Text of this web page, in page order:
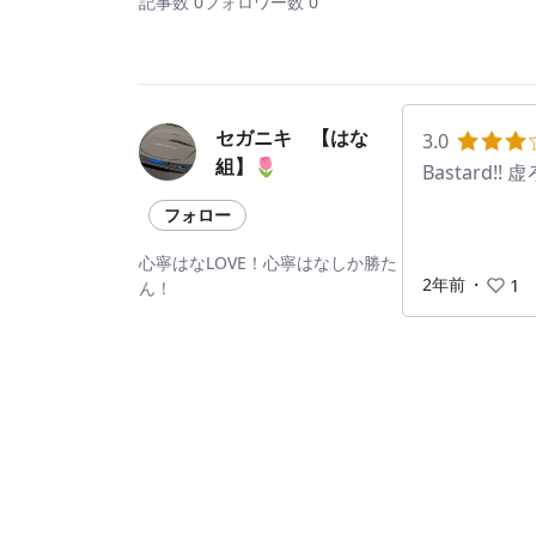
3.0
Bastard!! 虚
2年前 ・ 1
セガニキ 【はな
組】🌷
フォロー
心寧はなLOVE！心寧はなしか勝た
ん！